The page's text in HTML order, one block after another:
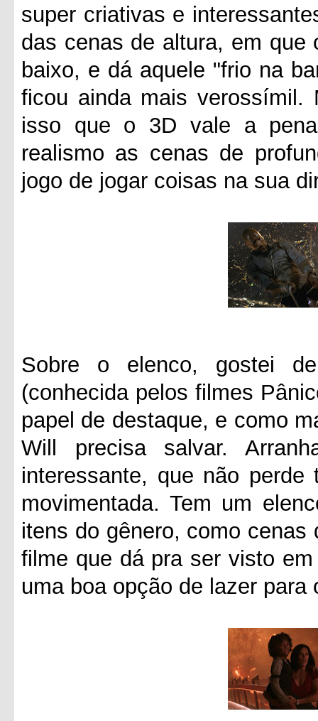
super criativas e
das cenas de altura, em que
baixo, e dá aquele "frio na
ficou ainda mais verossímil.
isso que o 3D vale a
realismo as cenas de
jogo de jogar coisas na sua
Sobre o elenco, gostei
(conhecida pelos filmes
papel de destaque, e como
Will precisa salvar.
interessante, que não
movimentada. Tem um
itens do gênero, como
filme que dá pra ser visto
uma boa opção de lazer para